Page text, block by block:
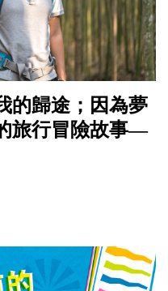
的歸途；因為夢
旅行冒險故事—